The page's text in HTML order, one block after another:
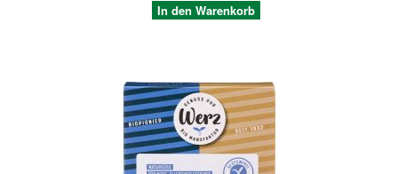
In den Warenkorb